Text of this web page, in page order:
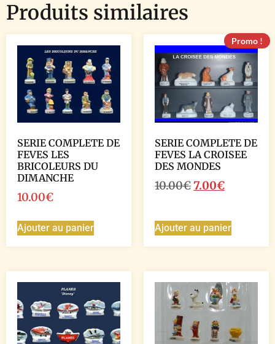
Produits similaires
SERIE COMPLETE DE
FEVES LES
BRICOLEURS DU
DIMANCHE
10.00€
Ajouter au panier
Promo !
SERIE COMPLETE DE
FEVES LA CROISEE
DES MONDES
10.00€7.00€
Ajouter au panier